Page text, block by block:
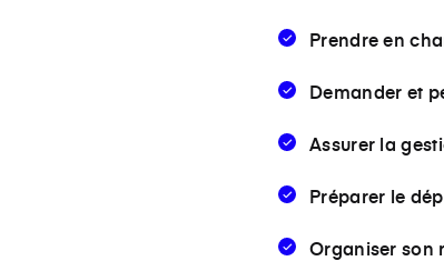
Prendre en
Demander et
Assurer la
Préparer le
Organiser son